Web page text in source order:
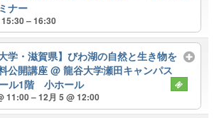
ナー
15:30 – 16:30
学・滋賀県】びわ湖の自然と生き物を
公開講座@ 龍谷大学瀬田キャンパス
ル1階 小ホール
11:00 – 12月 5 @ 12:00